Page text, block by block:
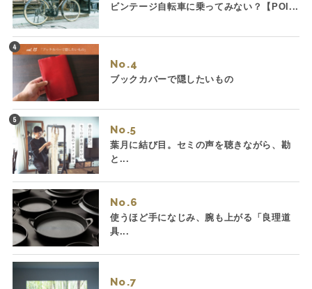
ビンテージ自転車に乗ってみない？【POI...
No.
ブックカバーで隠したいもの
No.
葉月に結び目。セミの声を聴きながら、勘
と...
No.
使うほど手になじみ、腕も上がる「良理道
具...
No.